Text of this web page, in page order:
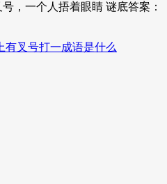
，一个人捂着眼睛 谜底答案：
有叉号打一成语是什么